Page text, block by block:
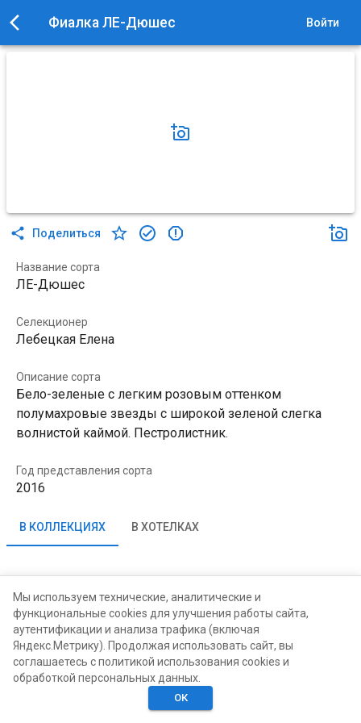
Фиалка ЛЕ-Дюшес Войти
Поделиться
Название сорта
ЛЕ-Дюшес
Селекционер
Лебецкая Елена
Описание сорта
Бело-зеленые с легким розовым оттенком
полумахровые звезды с широкой зеленой слегка
волнистой каймой. Пестролистник.
Год представления сорта
2016
В КОЛЛЕКЦИЯХ В ХОТЕЛКАХ
ВСТ ВСТ
Хотелки
Мы используем технические, аналитические и
функциональные cookies для улучшения работы сайта,
аутентификации и анализа трафика (включая
Яндекс.Метрику). Продолжая использовать сайт, вы
соглашаетесь с политикой использования cookies и
обработкой персональных данных.
ОК